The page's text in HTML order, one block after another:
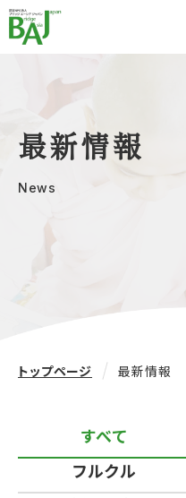
最新情報
News
トップページ 最新情報
すべて
フルクル